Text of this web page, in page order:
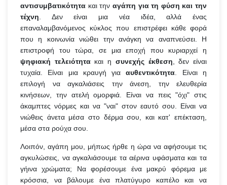
αντισυμβατικότητα και την αγάπη για τη φύση και την
τέχνη . Δεν είναι μια νέα ιδέα, αλλά ένας
επαναλαμβανόμενος κύκλος που επιστρέφει κάθε φορά
που η κοινωνία νιώθει την ανάγκη να αναπνεύσει. Η
επιστροφή του τώρα, σε μια εποχή που κυριαρχεί η
ψηφιακή τελειότητακαι η συνεχής έκθεση , δεν είναι
τυχαία. Είναι μια κραυγή γιααυθεντικότητα . Είναι η
επιλογή να αγκαλιάσεις την άνεση, την ελευθερία
κινήσεων, την ατελή ομορφιά. Είναι να πεις "όχι" στις
άκαμπτες νόρμες και να "ναι" στον εαυτό σου. Είναι να
νιώθεις άνετα μέσα στο δέρμα σου, και κατ' επέκταση,
μέσα στα ρούχα σου.
Λοιπόν, αγάπη μου, μήπως ήρθε η ώρα να αφήσουμε τις
αγκυλώσεις, να αγκαλιάσουμε τα αέρινα υφάσματα και τα
γήινα χρώματα; Να φορέσουμε ένα μακρύ φόρεμα με
κρόσσια, να βάλουμε ένα πλατύγυρο καπέλο και να